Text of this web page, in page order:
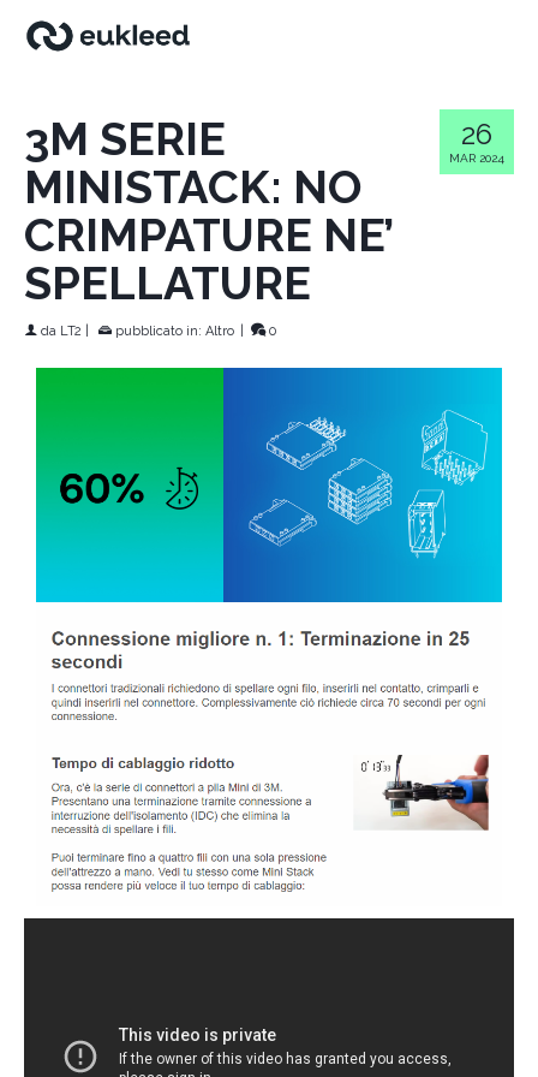
26
MAR 2024
3M SERIE
MINISTACK: NO
CRIMPATURE NE’
SPELLATURE
da LT2 pubblicato in: Altro 0